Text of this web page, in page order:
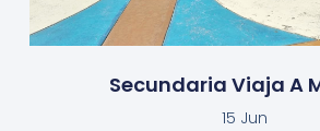
Secundaria Viaja A
15 Jun